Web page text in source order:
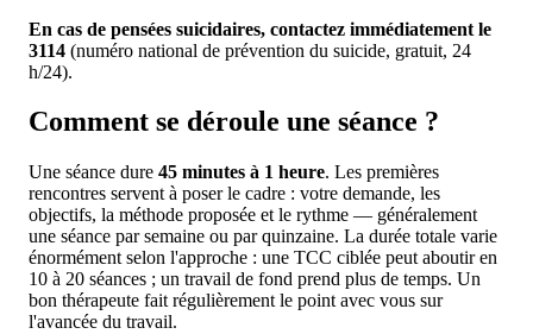
En cas de pensées suicidaires, contactez immédiatement le
3114 (numéro national de prévention du suicide, gratuit, 24
h/24).
Comment se déroule une séance ?
Une séance dure 45 minutes à 1 heure. Les premières
rencontres servent à poser le cadre : votre demande, les
objectifs, la méthode proposée et le rythme — généralement
une séance par semaine ou par quinzaine. La durée totale varie
énormément selon l'approche : une TCC ciblée peut aboutir en
10 à 20 séances ; un travail de fond prend plus de temps. Un
bon thérapeute fait régulièrement le point avec vous sur
l'avancée du travail.